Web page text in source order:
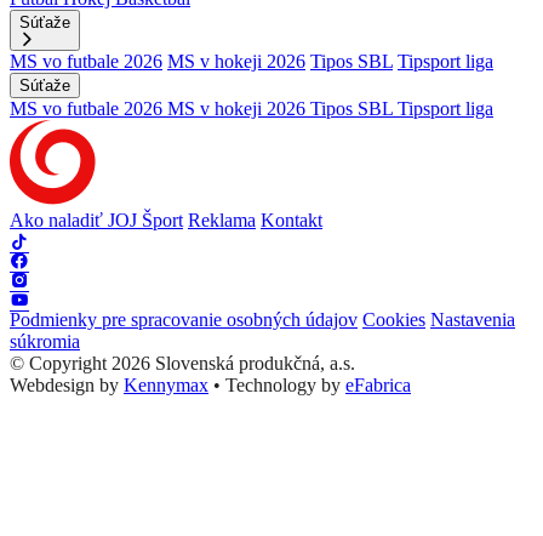
Súťaže
MS vo futbale 2026 MS v hokeji 2026 Tipos SBL Tipsport liga
Súťaže
MS vo futbale 2026 MS v hokeji 2026 Tipos SBL Tipsport liga
Ako naladiť JOJ Šport Reklama Kontakt
Podmienky pre spracovanie osobných údajov Cookies Nastavenia
súkromia
© Copyright 2026 Slovenská produkčná, a.s.
Webdesign by Kennymax • Technology by eFabrica